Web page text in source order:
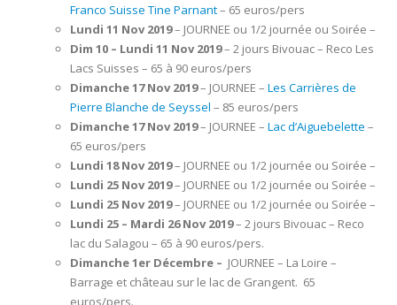
Franco Suisse Tine Parnant– 65 euros/pers
Lundi 11 Nov 2019– JOURNEE ou 1/2 journée ou Soirée –
Dim 10 – Lundi 11 Nov 2019– 2 jours Bivouac – Reco Les
Lacs Suisses – 65 à 90 euros/pers
Dimanche 17 Nov 2019– JOURNEE –Les Carrières de
Pierre Blanche de Seyssel– 85 euros/pers
Dimanche 17 Nov 2019– JOURNEE –Lac d’Aiguebelette –
65 euros/pers
Lundi 18 Nov 2019– JOURNEE ou 1/2 journée ou Soirée –
Lundi 25 Nov 2019– JOURNEE ou 1/2 journée ou Soirée –
Lundi 25 Nov 2019– JOURNEE ou 1/2 journée ou Soirée –
Lundi 25 – Mardi 26 Nov 2019– 2 jours Bivouac – Reco
lac du Salagou – 65 à 90 euros/pers.
Dimanche 1er Décembre – JOURNEE – La Loire –
Barrage et château sur le lac de Grangent. 65
euros/pers.